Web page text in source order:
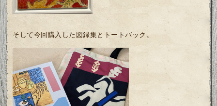
そして今回購入した図録集とトートバック。